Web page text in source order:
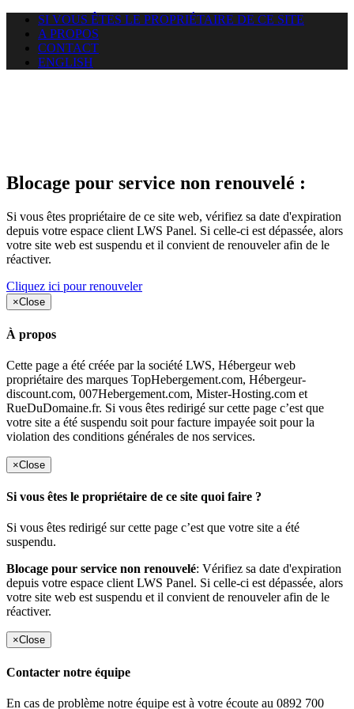
SI VOUS ÊTES LE PROPRIÉTAIRE DE CE SITE
A PROPOS
CONTACT
ENGLISH
Blocage pour service non renouvelé :
Si vous êtes propriétaire de ce site web, vérifiez sa date d'expiration
depuis votre espace client LWS Panel. Si celle-ci est dépassée, alors
votre site web est suspendu et il convient de renouveler afin de le
réactiver.
Cliquez ici pour renouveler
×Close
À propos
Cette page a été créée par la société LWS, Hébergeur web
propriétaire des marques TopHebergement.com, Hébergeur-
discount.com, 007Hebergement.com, Mister-Hosting.com et
RueDuDomaine.fr. Si vous êtes redirigé sur cette page c’est que
votre site a été suspendu soit pour facture impayée soit pour la
violation des conditions générales de nos services.
×Close
Si vous êtes le propriétaire de ce site quoi faire ?
Si vous êtes redirigé sur cette page c’est que votre site a été
suspendu.
Blocage pour service non renouvelé: Vérifiez sa date d'expiration
depuis votre espace client LWS Panel. Si celle-ci est dépassée, alors
votre site web est suspendu et il convient de renouveler afin de le
réactiver.
×Close
Contacter notre équipe
En cas de problème notre équipe est à votre écoute au 0892 700